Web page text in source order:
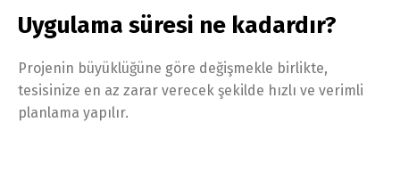
Uygulama süresi ne kadardır?
Projenin büyüklüğüne göre değişmekle birlikte,
tesisinize en az zarar verecek şekilde hızlı ve verimli
planlama yapılır.